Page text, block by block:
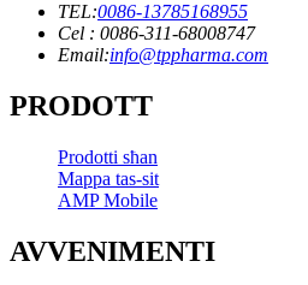
TEL:0086-13785168955
Cel : 0086-311-68008747
Email:info@tppharma.com
PRODOTT
Prodotti sħan
Mappa tas-sit
AMP Mobile
AVVENIMENTI